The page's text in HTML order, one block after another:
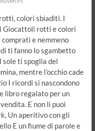
colori sbiaditi. I
Giocattoli rotti e colori
e nemmeno
ti fanno lo sgambetto
ti spoglia del
mentre l’occhio cade
I ricordi si nascondono
libro regalato per un
E non li puoi
Un aperitivo con gli
E un fiume di parole e